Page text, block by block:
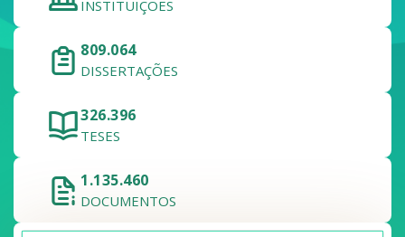
INSTITUIÇÕES
809.064
DISSERTAÇÕES
326.396
TESES
1.135.460
DOCUMENTOS